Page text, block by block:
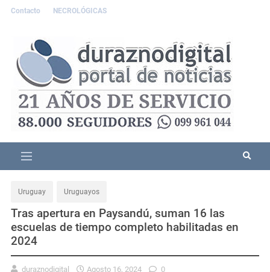
Contacto NECROLÓGICAS
Uruguay Uruguayos
Tras apertura en Paysandú, suman 16 las
escuelas de tiempo completo habilitadas en
2024
duraznodigital Agosto 16, 2024 0